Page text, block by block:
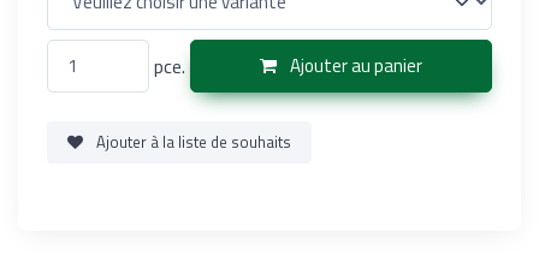
pce. Ajouter au panier
Ajouter à la liste de souhaits